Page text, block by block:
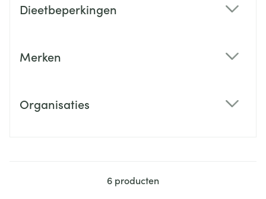
Dieetbeperkingen
Merken
Organisaties
6 producten